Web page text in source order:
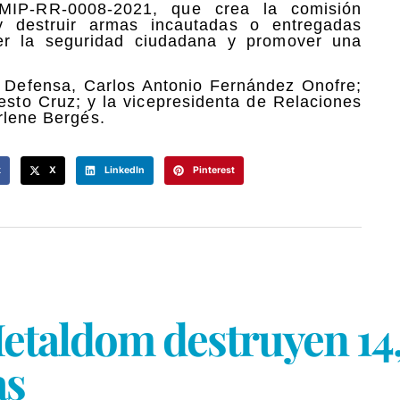
RR-0008-2021, que crea la comisión
destruir armas incautadas o entregadas
la seguridad ciudadana y promover una
Carlos Antonio Fernández Onofre;
Cruz; y la vicepresidenta de Relaciones
Bergés.
X LinkedIn Pinterest
destruyen